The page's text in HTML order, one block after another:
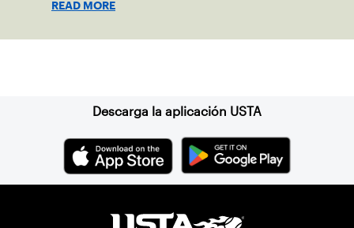
READ MORE
Descarga la aplicación USTA